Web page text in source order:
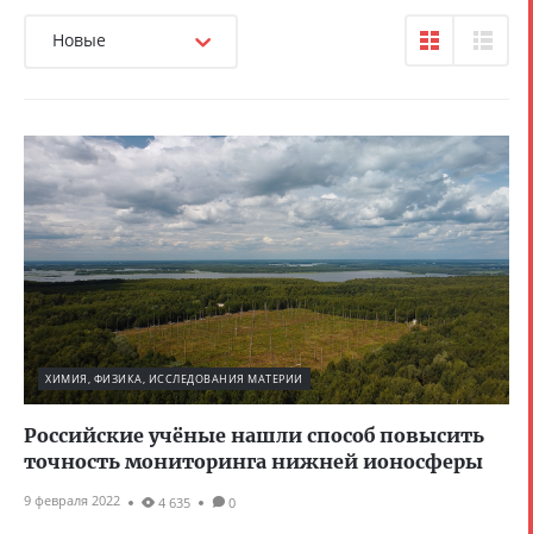
Новые
ХИМИЯ, ФИЗИКА, ИССЛЕДОВАНИЯ МАТЕРИИ
Российские учёные нашли способ повысить
точность мониторинга нижней ионосферы
9 февраля 2022 4 635 0